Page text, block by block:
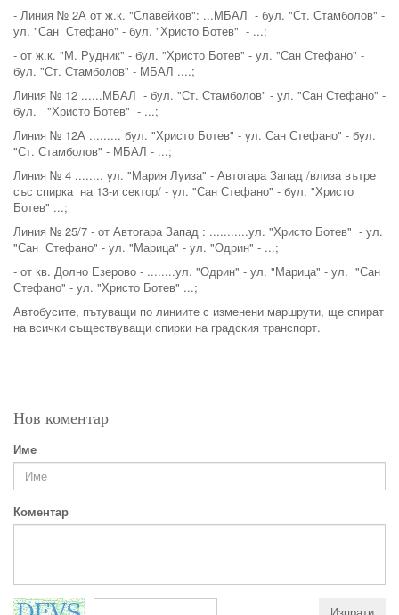
- Линия № 2А от ж.к. "Славейков": ...МБАЛ - бул. "Ст. Стамболов" -
ул. "Сан Стефано" - бул. "Христо Ботев" - ...;
- от ж.к. "М. Рудник" - бул. "Христо Ботев" - ул. "Сан Стефано" -
бул. "Ст. Стамболов" - МБАЛ ....;
Линия № 12 ......МБАЛ - бул. "Ст. Стамболов" - ул. "Сан Стефано" -
бул. "Христо Ботев" - ...;
Линия № 12А ......... бул. "Христо Ботев" - ул. Сан Стефано" - бул.
"Ст. Стамболов" - МБАЛ - ...;
Линия № 4 ........ ул. "Мария Луиза" - Автогара Запад /влиза вътре
със спирка на 13-и сектор/ - ул. "Сан Стефано" - бул. "Христо
Ботев" ...;
Линия № 25/7 - от Автогара Запад : ...........ул. "Христо Ботев" - ул.
"Сан Стефано" - ул. "Марица" - ул. "Одрин" - ...;
- от кв. Долно Езерово - ........ул. "Одрин" - ул. "Марица" - ул. "Сан
Стефано" - ул. "Христо Ботев" ...;
Автобусите, пътуващи по линиите с изменени маршрути, ще спират
на всички съществуващи спирки на градския транспорт.
Нов коментар
Име
Коментар